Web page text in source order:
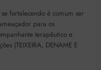
fortalecendo é comum ser
para os
terapêutico e
(TEIXEIRA, DENAME E